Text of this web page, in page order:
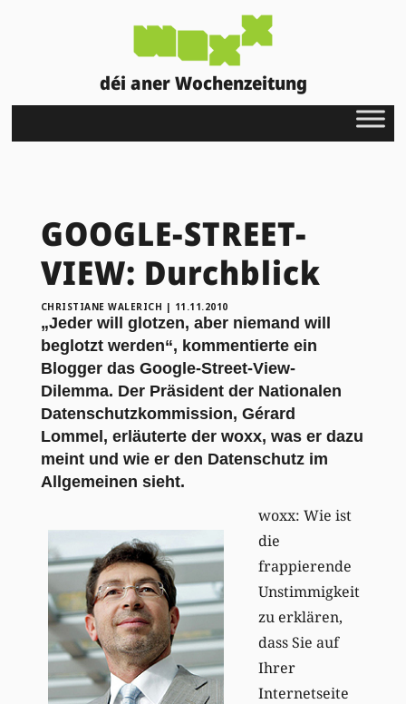
déi aner Wochenzeitung
GOOGLE-STREET-
VIEW: Durchblick
CHRISTIANE WALERICH | 11.11.2010
„Jeder will glotzen, aber niemand will
beglotzt werden“, kommentierte ein
Blogger das Google-Street-View-
Dilemma. Der Präsident der Nationalen
Datenschutzkommission, Gérard
Lommel, erläuterte der woxx, was er dazu
meint und wie er den Datenschutz im
Allgemeinen sieht.
woxx: Wie ist
die
frappierende
Unstimmigkeit
zu erklären,
dass Sie auf
Ihrer
Internetseite